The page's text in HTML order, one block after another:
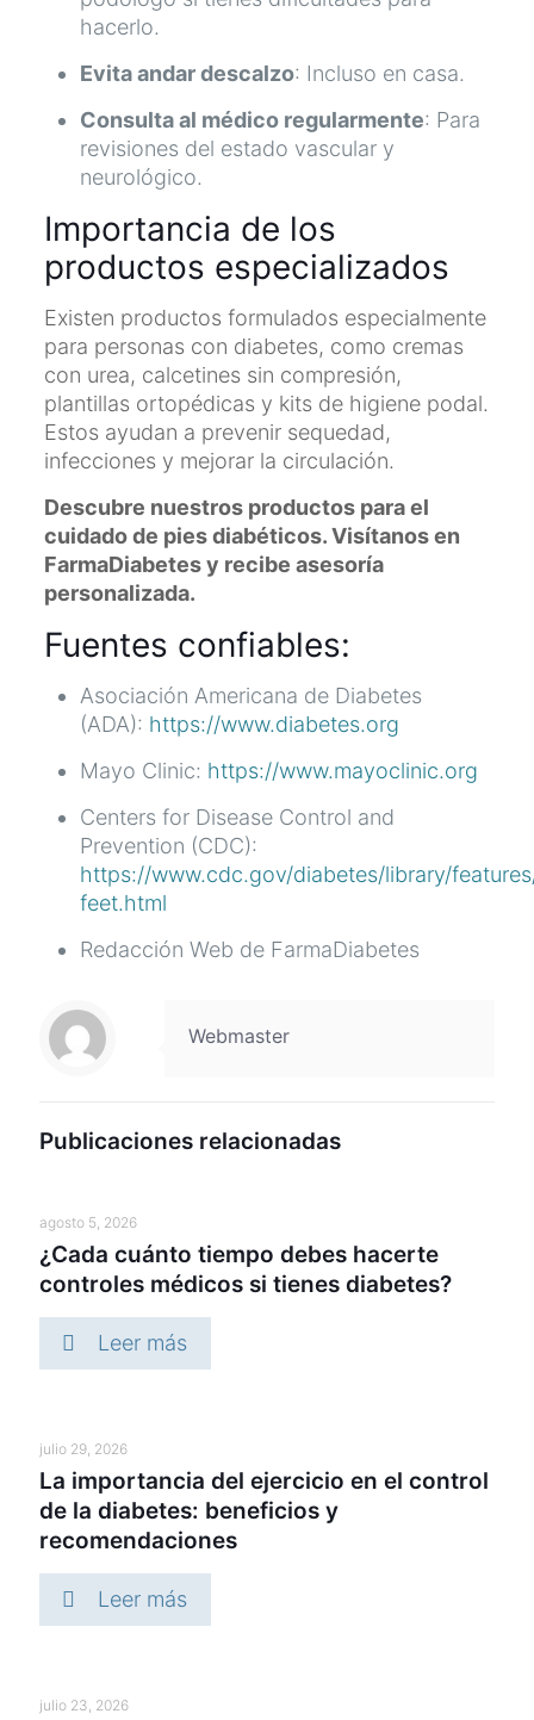
hacerlo.
Evita andar descalzo: Incluso en casa.
Consulta al médico regularmente: Para
revisiones del estado vascular y
neurológico.
Importancia de los
productos especializados
Existen productos formulados especialmente
para personas con diabetes, como cremas
con urea, calcetines sin compresión,
plantillas ortopédicas y kits de higiene podal.
Estos ayudan a prevenir sequedad,
infecciones y mejorar la circulación.
Descubre nuestros productos para el
cuidado de pies diabéticos. Visítanos en
FarmaDiabetes y recibe asesoría
personalizada.
Fuentes confiables:
Asociación Americana de Diabetes
(ADA): https://www.diabetes.org
Mayo Clinic: https://www.mayoclinic.org
Centers for Disease Control and
Prevention (CDC):
https://www.cdc.gov/diabetes/library/
feet.html
Redacción Web de FarmaDiabetes
Webmaster
Publicaciones relacionadas
agosto 5, 2026
¿Cada cuánto tiempo debes hacerte
controles médicos si tienes diabetes?
Leer más
julio 29, 2026
La importancia del ejercicio en el control
de la diabetes: beneficios y
recomendaciones
Leer más
julio 23, 2026